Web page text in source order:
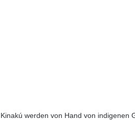
werden von Hand von